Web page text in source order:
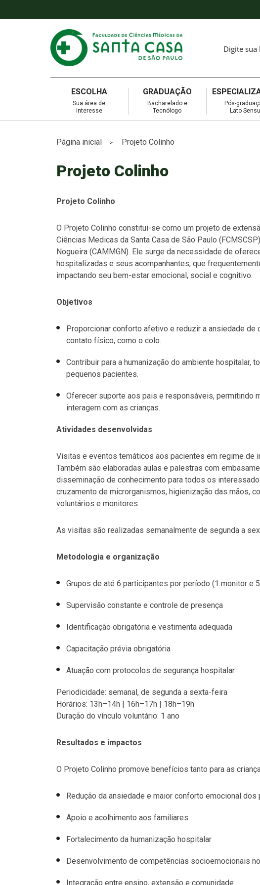
ESCOLHA
Sua área de
interesse
GRADUAÇÃO
Bacharelado e
Tecnólogo
Pós-
Lato Sensu
Página inicial > Projeto Colinho
Projeto Colinho
Projeto Colinho
O Projeto Colinho constitui-se como um projeto de
Ciências Medicas da Santa Casa de São Paulo
Nogueira (CAMMGN). Ele surge da necessidade de
hospitalizadas e seus acompanhantes, que
impactando seu bem-estar emocional, social e cognitivo.
Objetivos
Proporcionar conforto afetivo e reduzir a ansiedade
contato físico, como o colo.
Contribuir para a humanização do ambiente hospitalar,
pequenos pacientes.
Oferecer suporte aos pais e responsáveis, permitindo
interagem com as crianças.
Atividades desenvolvidas
Visitas e eventos temáticos aos pacientes em regime de
Também são elaboradas aulas e palestras com
disseminação de conhecimento para todos os
cruzamento de microrganismos, higienização das mãos,
voluntários e monitores.
As visitas são realizadas semanalmente de segunda a
Metodologia e organização
Grupos de até 6 participantes por período (1 monitor e
Supervisão constante e controle de presença
Identificação obrigatória e vestimenta adequada
Capacitação prévia obrigatória
Atuação com protocolos de segurança hospitalar
Periodicidade: semanal, de segunda a sexta-feira
Horários: 13h–14h | 16h–17h | 18h–19h
Duração do vínculo voluntário: 1 ano
Resultados e impactos
O Projeto Colinho promove benefícios tanto para as
Redução da ansiedade e maior conforto emocional dos
Apoio e acolhimento aos familiares
Fortalecimento da humanização hospitalar
Desenvolvimento de competências socioemocionais
Integração entre ensino, extensão e comunidade